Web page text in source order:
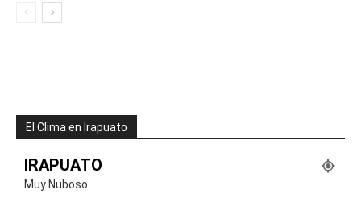
El Clima en Irapuato
IRAPUATO
Muy Nuboso